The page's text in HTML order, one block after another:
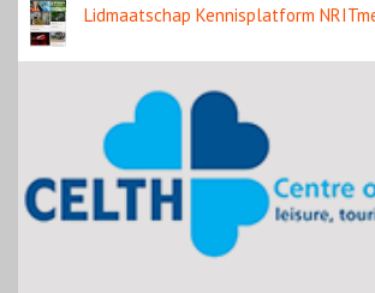
Lidmaatschap Kennisplatform